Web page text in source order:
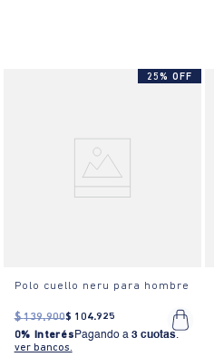
25% OFF
Polo cuello neru para hombre
$ 139.900$ 104.925
0% Interés Pagando a 3 cuotas.
ver bancos.